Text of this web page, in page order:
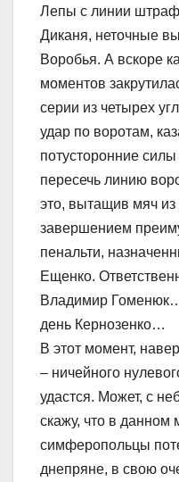
Лепы с линии
Диканя, неточные
Воробья. А вскоре
моментов
серии из четырех
удар по воротам,
потусторонние
пересечь линию
это, вытащив мяч из
завершением
пенальти,
Ещенко.
Владимир
день Кернозенко…
В этот момент,
– ничейного
удастся. Может, с
скажу, что в данном
симферопольцы
днепряне, в свою